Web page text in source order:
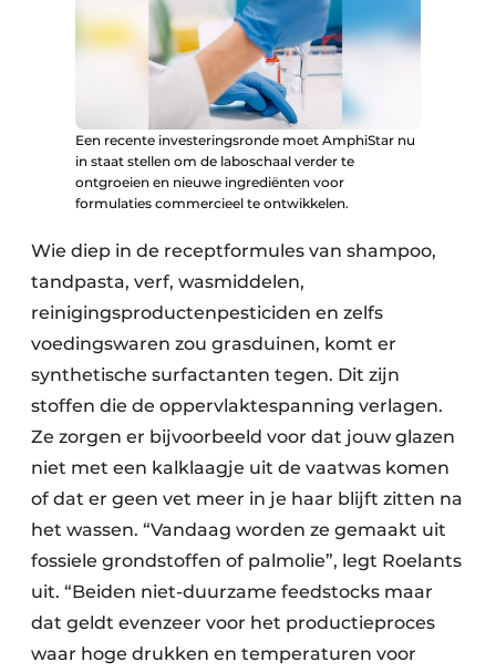
Elektronisch Afval
Glasrecyclage
Kunststofafval
Medisch afval
Metaalrecyclage
Papierafval
Textielrecyclage
Een recente investeringsronde moet AmphiStar nu
in staat stellen om de laboschaal verder te
ontgroeien en nieuwe ingrediënten voor
formulaties commercieel te ontwikkelen.
Wie diep in de receptformules van shampoo,
tandpasta, verf, wasmiddelen,
reinigingsproductenpesticiden en zelfs
voedingswaren zou grasduinen, komt er
synthetische surfactanten tegen. Dit zijn
stoffen die de oppervlaktespanning verlagen.
Ze zorgen er bijvoorbeeld voor dat jouw glazen
niet met een kalklaagje uit de vaatwas komen
of dat er geen vet meer in je haar blijft zitten na
het wassen. “Vandaag worden ze gemaakt uit
fossiele grondstoffen of palmolie”, legt Roelants
uit. “Beiden niet-duurzame feedstocks maar
dat geldt evenzeer voor het productieproces
waar hoge drukken en temperaturen voor